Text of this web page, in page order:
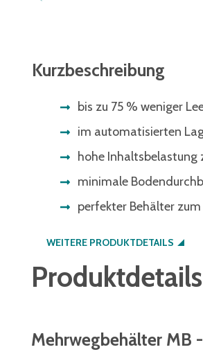
Kurzbeschreibung
bis zu 75 % weniger
im automatisierten
hohe Inhaltsbelastung
minimale
perfekter Behälter
WEITERE PRODUKTDETAILS
Produktdetails
Mehrwegbehälter MB